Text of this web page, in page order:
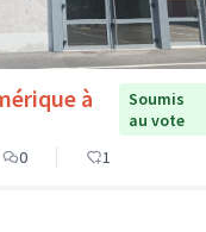
à
Soumis
au vote
0 1